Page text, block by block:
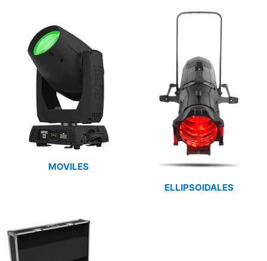
MOVILES
ELLIPSOIDALES